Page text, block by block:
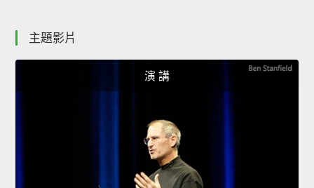
主題影片
演 講